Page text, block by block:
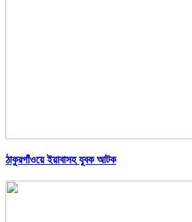
ঠাকুরগাঁওয়ে ইয়াবাসহ যুবক আটক